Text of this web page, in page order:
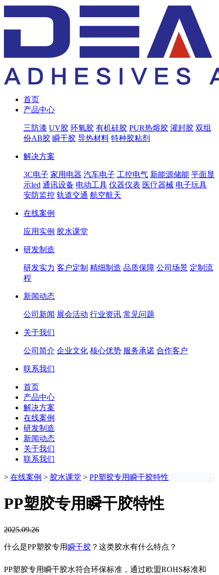
首页
产品中心
三防漆 UV胶 环氧胶 有机硅胶 PUR热熔胶 灌封胶 双组
份AB胶 瞬干胶 导热材料 特种胶粘剂
解决方案
3C电子 家用电器 汽车电子 工控电气 新能源储能 平面显
示led 通讯设备 电动工具 仪器仪表 医疗器械 电子玩具
安防监控 轨道交通 航空航天
在线案例
应用实例 胶水课堂
研发制造
研发实力 客户定制 精细制造 品质保障 公司场景 定制流
程
新闻动态
公司新闻 展会活动 行业资讯 常见问题
关于我们
公司简介 企业文化 核心优势 服务承诺 合作客户
联系我们
首页
产品中心
解决方案
在线案例
研发制造
新闻动态
关于我们
联系我们
> 在线案例 > 胶水课堂 > PP塑胶专用瞬干胶特性
PP塑胶专用瞬干胶特性
2025.09.26
什么是PP塑胶专用瞬干胶 ？这类胶水有什么特点？
PP塑胶专用瞬干胶水符合环保标准，通过欧盟ROHS标准和